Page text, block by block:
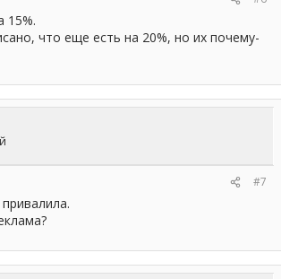
15%.
что еще есть на 20%, но их почему-
#7